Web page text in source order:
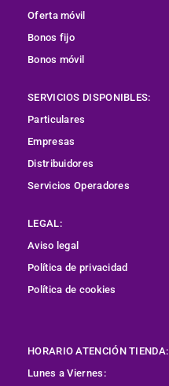
Oferta móvil
Bonos fijo
Bonos móvil
SERVICIOS DISPONIBLES:
Particulares
Empresas
Distribuidores
Servicios Operadores
LEGAL:
Aviso legal
Política de privacidad
Política de cookies
HORARIO ATENCIÓN TIENDA:
Lunes a Viernes: